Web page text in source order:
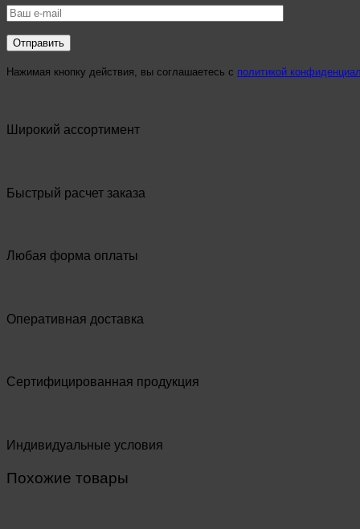
Нажимая кнопку действия, вы соглашаетесь с политикой
Широкий ассортимент
Быстрый расчет заказа
Любая форма оплаты
Оперативная доставка
Сертифицированная продукция
Индивидуальные условия
Похожие товары